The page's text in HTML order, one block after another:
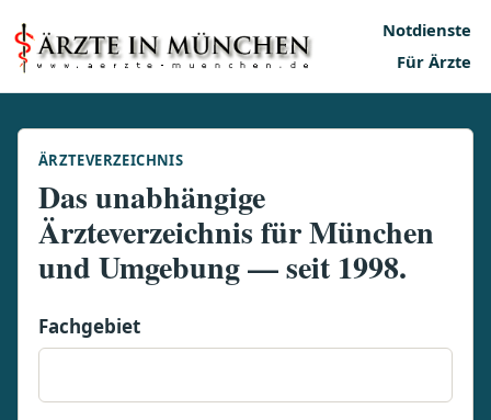
Notdienste
Für Ärzte
ÄRZTEVERZEICHNIS
Das unabhängige
Ärzteverzeichnis für München
und Umgebung — seit 1998.
Fachgebiet